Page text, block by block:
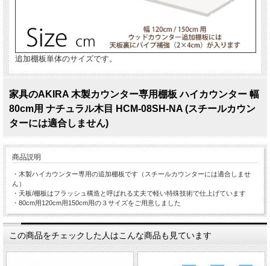
追加棚板単体のサイズです。
家具のAKIRA 木製カウンター専用棚板 ハイカウンター 幅
80cm用 ナチュラル木目 HCM-08SH-NA (スチールカウン
ターには適合しません)
商品説明
・木製ハイカウンター専用の追加棚板です（スチールカウンターには適合しませ
ん）
・天板/棚板はフラッシュ構造と呼ばれる丈夫で軽い特殊技術で仕上げています
・80cm用120cm用150cm用の３サイズをご用意しました
この商品をチェックした人はこんな商品も見ています